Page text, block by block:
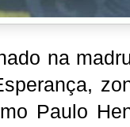
na
Paulo